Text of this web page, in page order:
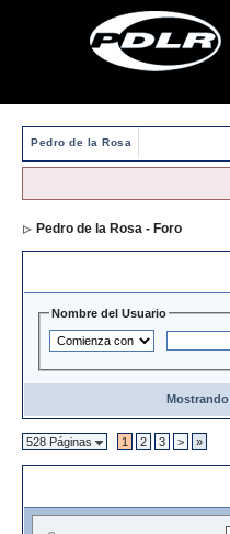
Pedro de la Rosa
Pedro de la Rosa - Foro
Nombre del Usuario
Mostrando
528 Páginas 1 2 3 > »